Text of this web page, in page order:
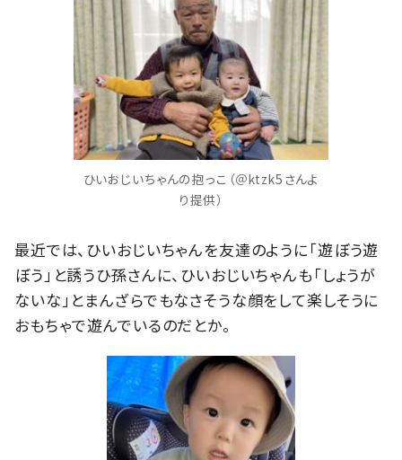
ひいおじいちゃんの抱っこ（＠ktzk5さんよ
り提供）
最近では、ひいおじいちゃんを友達のように「遊ぼう遊
ぼう」と誘うひ孫さんに、ひいおじいちゃんも「しょうが
ないな」とまんざらでもなさそうな顔をして楽しそうに
おもちゃで遊んでいるのだとか。